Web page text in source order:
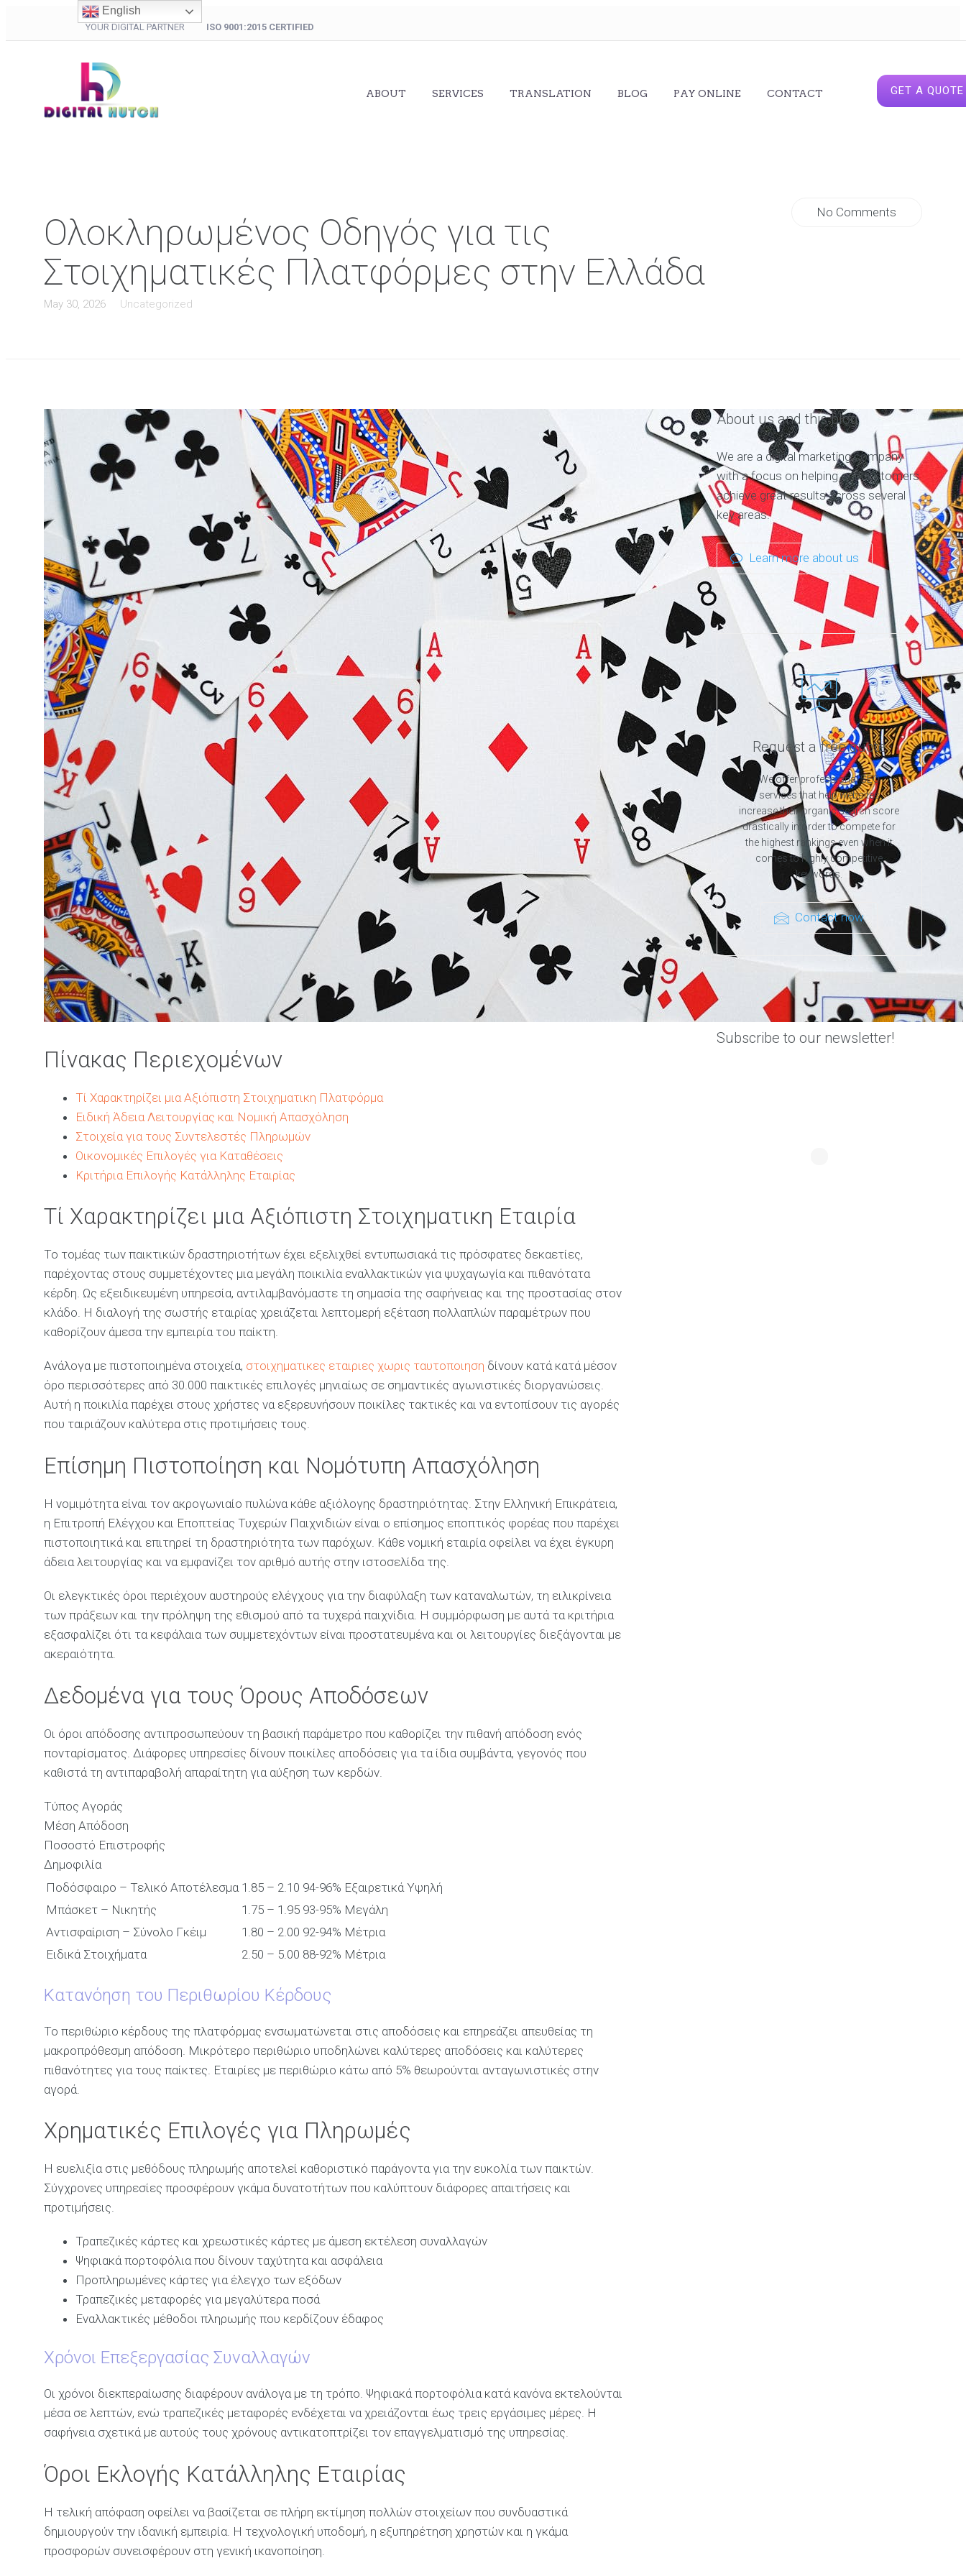
YOUR DIGITAL PARTNER ISO 9001:2015 CERTIFIED
ABOUT SERVICES TRANSLATION BLOG PAY ONLINE CONTACT GET A QUOTE
Ολοκληρωμένος Οδηγός για τις
Στοιχηματικές Πλατφόρμες στην Ελλάδα
May 30, 2026 Uncategorized
No Comments
Πίνακας Περιεχομένων
Τί Χαρακτηρίζει μια Αξιόπιστη Στοιχηματικη Πλατφόρμα
Ειδική Άδεια Λειτουργίας και Νομική Απασχόληση
Στοιχεία για τους Συντελεστές Πληρωμών
Οικονομικές Επιλογές για Καταθέσεις
Κριτήρια Επιλογής Κατάλληλης Εταιρίας
Τί Χαρακτηρίζει μια Αξιόπιστη Στοιχηματικη Εταιρία
Το τομέας των παικτικών δραστηριοτήτων έχει εξελιχθεί εντυπωσιακά τις πρόσφατες δεκαετίες,
παρέχοντας στους συμμετέχοντες μια μεγάλη ποικιλία εναλλακτικών για ψυχαγωγία και πιθανότατα
κέρδη. Ως εξειδικευμένη υπηρεσία, αντιλαμβανόμαστε τη σημασία της σαφήνειας και της προστασίας στον
κλάδο. Η διαλογή της σωστής εταιρίας χρειάζεται λεπτομερή εξέταση πολλαπλών παραμέτρων που
καθορίζουν άμεσα την εμπειρία του παίκτη.
Ανάλογα με πιστοποιημένα στοιχεία, στοιχηματικες εταιριες χωρις ταυτοποιηση δίνουν κατά κατά μέσον
όρο περισσότερες από 30.000 παικτικές επιλογές μηνιαίως σε σημαντικές αγωνιστικές διοργανώσεις.
Αυτή η ποικιλία παρέχει στους χρήστες να εξερευνήσουν ποικίλες τακτικές και να εντοπίσουν τις αγορές
που ταιριάζουν καλύτερα στις προτιμήσεις τους.
Επίσημη Πιστοποίηση και Νομότυπη Απασχόληση
Η νομιμότητα είναι τον ακρογωνιαίο πυλώνα κάθε αξιόλογης δραστηριότητας. Στην Ελληνική Επικράτεια,
η Επιτροπή Ελέγχου και Εποπτείας Τυχερών Παιχνιδιών είναι ο επίσημος εποπτικός φορέας που παρέχει
πιστοποιητικά και επιτηρεί τη δραστηριότητα των παρόχων. Κάθε νομική εταιρία οφείλει να έχει έγκυρη
άδεια λειτουργίας και να εμφανίζει τον αριθμό αυτής στην ιστοσελίδα της.
Οι ελεγκτικές όροι περιέχουν αυστηρούς ελέγχους για την διαφύλαξη των καταναλωτών, τη ειλικρίνεια
των πράξεων και την πρόληψη της εθισμού από τα τυχερά παιχνίδια. Η συμμόρφωση με αυτά τα κριτήρια
εξασφαλίζει ότι τα κεφάλαια των συμμετεχόντων είναι προστατευμένα και οι λειτουργίες διεξάγονται με
ακεραιότητα.
Δεδομένα για τους Όρους Αποδόσεων
Οι όροι απόδοσης αντιπροσωπεύουν τη βασική παράμετρο που καθορίζει την πιθανή απόδοση ενός
πονταρίσματος. Διάφορες υπηρεσίες δίνουν ποικίλες αποδόσεις για τα ίδια συμβάντα, γεγονός που
καθιστά τη αντιπαραβολή απαραίτητη για αύξηση των κερδών.
Τύπος Αγοράς
Μέση Απόδοση
Ποσοστό Επιστροφής
Δημοφιλία
Ποδόσφαιρο – Τελικό Αποτέλεσμα 1.85 – 2.10 94-96% Εξαιρετικά Υψηλή
Μπάσκετ – Νικητής
1.75 – 1.95 93-95% Μεγάλη
Αντισφαίριση – Σύνολο Γκέιμ
1.80 – 2.00 92-94% Μέτρια
Ειδικά Στοιχήματα
2.50 – 5.00 88-92% Μέτρια
Κατανόηση του Περιθωρίου Κέρδους
Το περιθώριο κέρδους της πλατφόρμας ενσωματώνεται στις αποδόσεις και επηρεάζει απευθείας τη
μακροπρόθεσμη απόδοση. Μικρότερο περιθώριο υποδηλώνει καλύτερες αποδόσεις και καλύτερες
πιθανότητες για τους παίκτες. Εταιρίες με περιθώριο κάτω από 5% θεωρούνται ανταγωνιστικές στην
αγορά.
Χρηματικές Επιλογές για Πληρωμές
Η ευελιξία στις μεθόδους πληρωμής αποτελεί καθοριστικό παράγοντα για την ευκολία των παικτών.
Σύγχρονες υπηρεσίες προσφέρουν γκάμα δυνατοτήτων που καλύπτουν διάφορες απαιτήσεις και
προτιμήσεις.
Τραπεζικές κάρτες και χρεωστικές κάρτες με άμεση εκτέλεση συναλλαγών
Ψηφιακά πορτοφόλια που δίνουν ταχύτητα και ασφάλεια
Προπληρωμένες κάρτες για έλεγχο των εξόδων
Τραπεζικές μεταφορές για μεγαλύτερα ποσά
Εναλλακτικές μέθοδοι πληρωμής που κερδίζουν έδαφος
Χρόνοι Επεξεργασίας Συναλλαγών
Οι χρόνοι διεκπεραίωσης διαφέρουν ανάλογα με τη τρόπο. Ψηφιακά πορτοφόλια κατά κανόνα εκτελούνται
μέσα σε λεπτών, ενώ τραπεζικές μεταφορές ενδέχεται να χρειάζονται έως τρεις εργάσιμες μέρες. Η
σαφήνεια σχετικά με αυτούς τους χρόνους αντικατοπτρίζει τον επαγγελματισμό της υπηρεσίας.
Όροι Εκλογής Κατάλληλης Εταιρίας
Η τελική απόφαση οφείλει να βασίζεται σε πλήρη εκτίμηση πολλών στοιχείων που συνδυαστικά
δημιουργούν την ιδανική εμπειρία. Η τεχνολογική υποδομή, η εξυπηρέτηση χρηστών και η γκάμα
προσφορών συνεισφέρουν στη γενική ικανοποίηση.
About us and this blog
We are a digital marketing company
with a focus on helping our customers
achieve great results across several
key areas.
Learn more about us
Request a free quote
We offer professional SEO
services that help websites
increase their organic search score
drastically in order to compete for
the highest rankings even when it
comes to highly competitive
keywords.
Contact now
Subscribe to our newsletter!
English